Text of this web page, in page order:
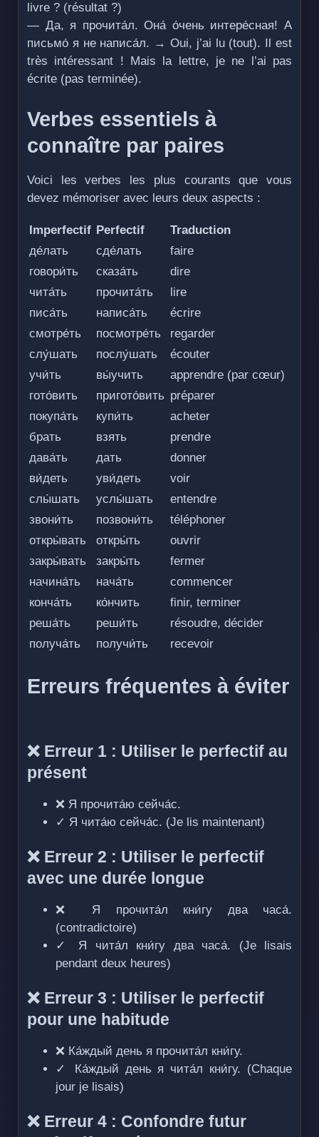
livre ? (résultat ?)
— Да, я прочита́л. Она́ о́чень интере́сная! А
письмо́ я не написа́л. → Oui, j’ai lu (tout). Il est
très intéressant ! Mais la lettre, je ne l’ai pas
écrite (pas terminée).
Verbes essentiels à
connaître par paires
Voici les verbes les plus courants que vous
devez mémoriser avec leurs deux aspects :
Imperfectif Perfectif
Traduction
де́лать
сде́лать
faire
говори́ть
сказа́ть
dire
чита́ть
прочита́ть
lire
писа́ть
написа́ть
écrire
смотре́ть
посмотре́ть
regarder
слу́шать
послу́шать
écouter
учи́ть
вы́учить
apprendre (par cœur)
гото́вить
пригото́вить préparer
покупа́ть
купи́ть
acheter
брать
взять
prendre
дава́ть
дать
donner
ви́деть
уви́деть
voir
слы́шать
услы́шать
entendre
звони́ть
позвони́ть
téléphoner
откры́вать
откры́ть
ouvrir
закры́вать
закры́ть
fermer
начина́ть
нача́ть
commencer
конча́ть
ко́нчить
finir, terminer
реша́ть
реши́ть
résoudre, décider
получа́ть
получи́ть recevoir
Erreurs fréquentes à éviter
❌ Erreur 1 : Utiliser le perfectif au
présent
❌ Я прочита́ю сейча́с.
✓ Я чита́ю сейча́с. (Je lis maintenant)
❌ Erreur 2 : Utiliser le perfectif
avec une durée longue
❌ Я прочита́л кни́гу два часа́.
(contradictoire)
✓ Я чита́л кни́гу два часа́. (Je lisais
pendant deux heures)
❌ Erreur 3 : Utiliser le perfectif
pour une habitude
❌ Ка́ждый день я прочита́л кни́гу.
✓ Ка́ждый день я чита́л кни́гу. (Chaque
jour je lisais)
❌ Erreur 4 : Confondre futur